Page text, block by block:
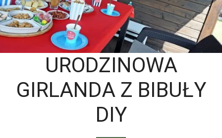
URODZINOWA
GIRLANDA Z BIBUŁY
DIY